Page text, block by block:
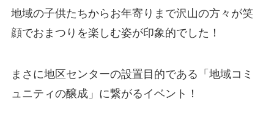
地域の子供たちからお年寄りまで沢山の方々が笑
顔でおまつりを楽しむ姿が印象的でした！
まさに地区センターの設置目的である「地域コミ
ュニティの醸成」に繋がるイベント！